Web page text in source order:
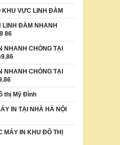
KHU VỰC LINH ĐÀM
ĐÀM NHANH
86
NHANH CHÓNG TẠI
NHANH CHÓNG TẠI
thị Mỹ Đình
IN TẠI NHÀ HÀ NỘI
MÁY IN KHU ĐÔ THỊ